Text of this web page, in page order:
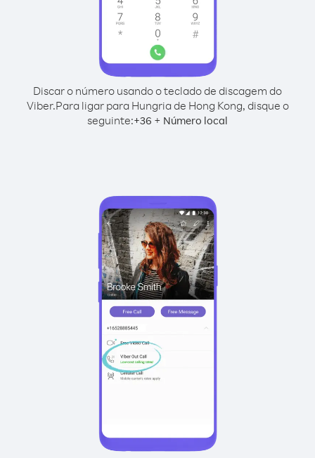
Discar o número usando o teclado de discagem do
Viber.Para ligar para Hungria de Hong Kong, disque o
seguinte:+36 + Número local